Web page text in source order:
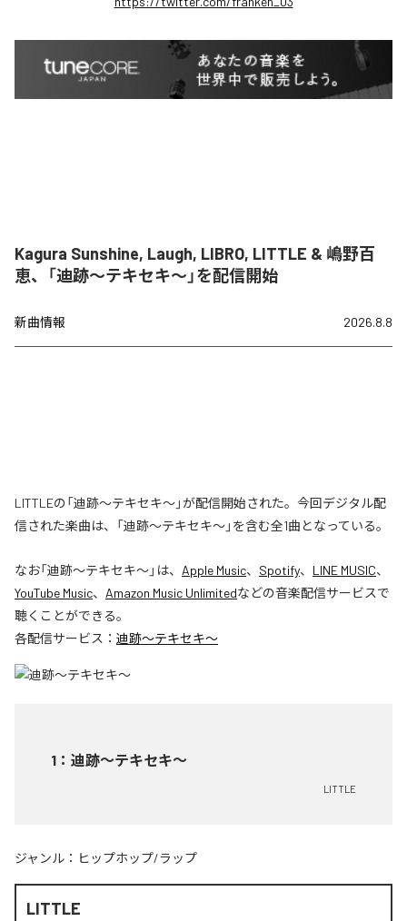
Kagura Sunshine, Laugh, LIBRO, LITTLE & 嶋野百
恵、「迪跡〜テキセキ〜」を配信開始
新曲情報 2026.8.8
LITTLEの「迪跡〜テキセキ〜」が配信開始された。今回デジタル配
信された楽曲は、「迪跡〜テキセキ〜」を含む全1曲となっている。
なお「迪跡〜テキセキ〜」は、 Apple Music、 Spotify、 LINE MUSIC、
YouTube Music、 Amazon Music Unlimitedなどの音楽配信サービスで
聴くことができる。
各配信サービス： 迪跡〜テキセキ〜
1 ： 迪跡〜テキセキ〜
LITTLE
ジャンル： ヒップホップ/ラップ
LITTLE